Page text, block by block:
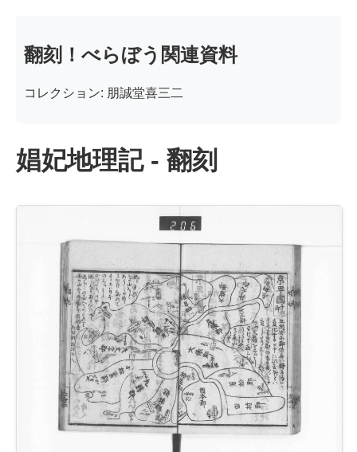
翻刻！べらぼう関連資料
コレクション: 朋誠堂喜三二
娼妃地理記 - 翻刻